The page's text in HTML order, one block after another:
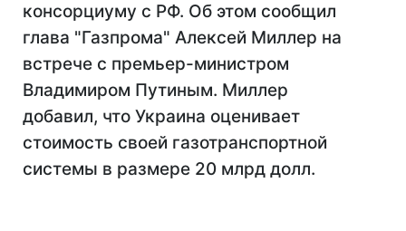
консорциуму с РФ. Об этом сообщил
глава "Газпрома" Алексей Миллер на
встрече с премьер-министром
Владимиром Путиным. Миллер
добавил, что Украина оценивает
стоимость своей газотранспортной
системы в размере 20 млрд долл.